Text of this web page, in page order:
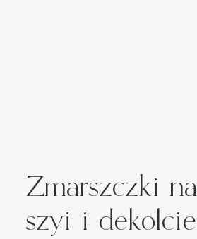
Zmarszczki na
szyi i dekolcie